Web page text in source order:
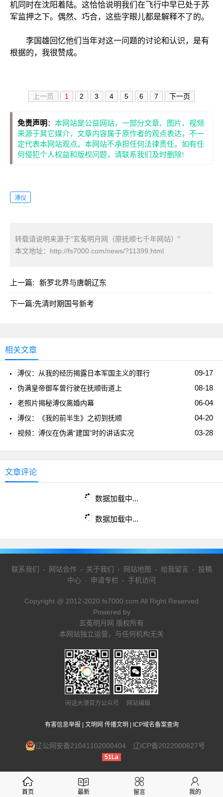
机同时在沈阳着陆。这恰恰说明我们在飞行中早已处于苏
军监押之下。偶然、巧合，这些字眼儿都是解释不了的。
李国雄回忆他们当年对这一问题的讨论和认识，是有
根据的，我很赞成。
上一页 1 2 3 4 5 6 7 下一页
免责声明 ： 本网站是公益网站，一部分文章、图片、视频
来源于其它媒介，文章内容属于原作者的观点表达，不一
定代表本网站观点。本网站不承担任何法律责任。如有任
何侵犯个人权益和版权问题，请联系我们及时删除!
溥仪
转载请说明来源于"玄菟明月网（原抚顺七千年网站）"
本文地址： http://fs7000.com/news/?11399.html
上一篇: 新罗北界与唐朝辽东
下一篇:先清时期国号新考
相关文章
09-17
溥仪：从我的经历揭露日本军国主义的罪行
08-18
伪满皇帝御车曾行驶在抚顺街道上
06-04
老照片揭秘溥仪离婚内幕
04-20
溥仪：《我的前半生》之初到抚顺
03-28
视频：溥仪在伪满“建国”时的讲话实况
文章评论
数据加载中...
数据加载中...
联系我们 - 网站合作- 关于我们 - 网站地图 - 给我留言 - 投稿
中心 - 申请专栏 - 手机访问
Copyright @ 2012-2020 fs7000.com All Right Reserved
Powered by
玄菟明月网 版权所有
本网站独立运营，与任何机构无关
闲话大潦官方公众号 网站编辑
有害信息举报 文明网 传播文明 ICP域名备案查询
辽公网安备21041102000404 辽ICP备2022000827号
51La
首页 最新 留言 我的